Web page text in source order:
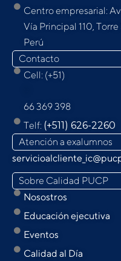
Centro empresarial:
Vía Principal 110,
Perú
Contacto
Cell: (+51)
66 369 398
Telf: (+511) 626-2260
Atención a exalumnos
Sobre Calidad PUCP
Nosostros
Educación ejecutiva
Eventos
Calidad al Día